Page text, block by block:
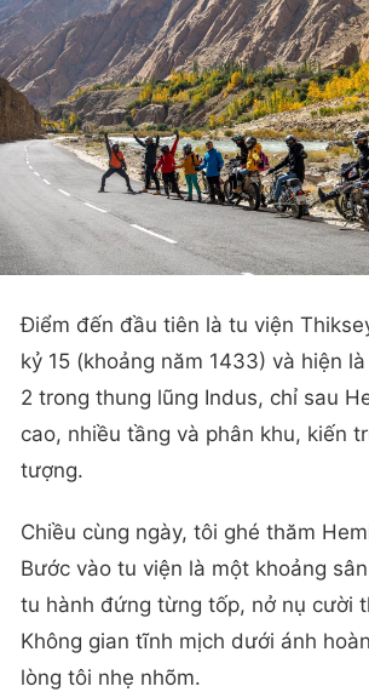
Điểm đến đầu tiên là tu viện
kỷ 15 (khoảng năm 1433) và hiện
2 trong thung lũng Indus, chỉ sau
cao, nhiều tầng và phân khu, kiến
tượng.
Chiều cùng ngày, tôi ghé thăm
Bước vào tu viện là một khoảng
tu hành đứng từng tốp, nở nụ cười
Không gian tĩnh mịch dưới ánh
lòng tôi nhẹ nhõm.